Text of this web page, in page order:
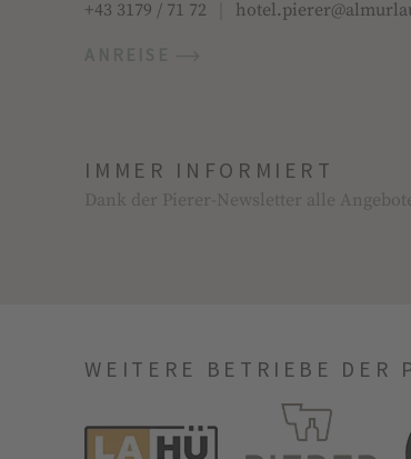
+43 3179 / 71 72
IMMER INFORMIERT
Dank der Pierer-Newsletter alle
WEITERE BETRIEBE DER